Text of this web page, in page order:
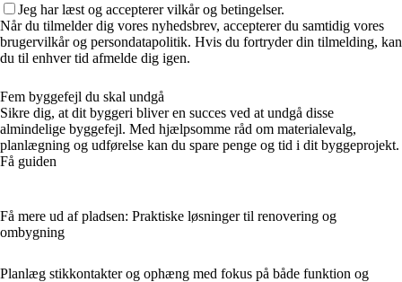
Jeg har læst og accepterer vilkår og betingelser.
Når du tilmelder dig vores nyhedsbrev, accepterer du samtidig vores
brugervilkår og persondatapolitik. Hvis du fortryder din tilmelding, kan
du til enhver tid afmelde dig igen.
Fem byggefejl du skal undgå
Sikre dig, at dit byggeri bliver en succes ved at undgå disse
almindelige byggefejl. Med hjælpsomme råd om materialevalg,
planlægning og udførelse kan du spare penge og tid i dit byggeprojekt.
Få guiden
Få mere ud af pladsen: Praktiske løsninger til renovering og
ombygning
Planlæg stikkontakter og ophæng med fokus på både funktion og